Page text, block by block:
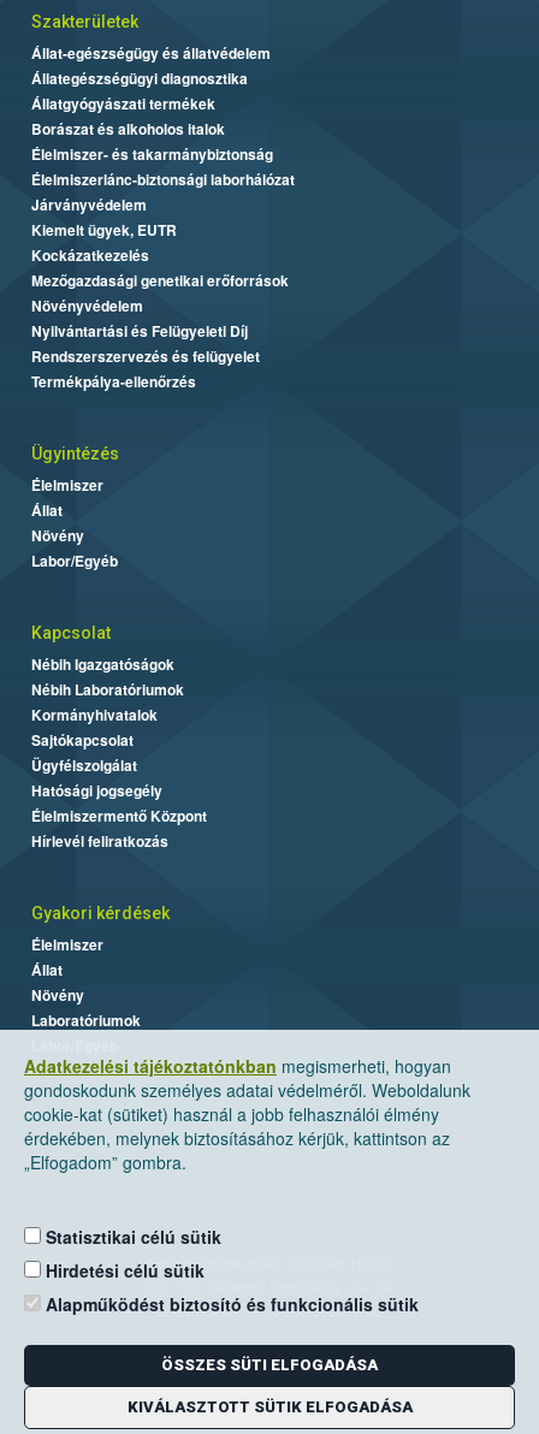
Adatkezelési tájékoztatónkban megismerheti, hogyan
gondoskodunk személyes adatai védelméről. Weboldalunk
cookie-kat (sütiket) használ a jobb felhasználói élmény
érdekében, melynek biztosításához kérjük, kattintson az
„Elfogadom” gombra.
Statisztikai célú sütik
Hirdetési célú sütik
Alapműködést biztosító és funkcionális sütik
ÖSSZES SÜTI ELFOGADÁSA
KIVÁLASZTOTT SÜTIK ELFOGADÁSA
Szakterületek
Állat-egészségügy és állatvédelem
Állategészségügyi diagnosztika
Állatgyógyászati termékek
Borászat és alkoholos italok
Élelmiszer- és takarmánybiztonság
Élelmiszerlánc-biztonsági laborhálózat
Járványvédelem
Kiemelt ügyek, EUTR
Kockázatkezelés
Mezőgazdasági genetikai erőforrások
Növényvédelem
Nyilvántartási és Felügyeleti Díj
Rendszerszervezés és felügyelet
Termékpálya-ellenőrzés
Ügyintézés
Élelmiszer
Állat
Növény
Labor/Egyéb
Kapcsolat
Nébih Igazgatóságok
Nébih Laboratóriumok
Kormányhivatalok
Sajtókapcsolat
Ügyfélszolgálat
Hatósági jogsegély
Élelmiszermentő Központ
Hírlevél feliratkozás
Gyakori kérdések
Élelmiszer
Állat
Növény
Laboratóriumok
Nemzeti Élelmiszerlánc-biztonsági Hivatal
Levelezési cím: 1525 Budapest. Pf. 30.
E-mail:ugyfelszolgalat@nebih.gov.hu
Zöld szám: 06-80/263-244
Telefon: 06-1/ 336-9000